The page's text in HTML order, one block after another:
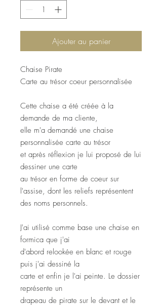
Ajouter au panier
Chaise Pirate
Carte au trésor coeur personnalisée
Cette chaise a été créée à la
demande de ma cliente,
elle m'a demandé une chaise
personnalisée carte au trésor
et après réflexion je lui proposé de lui
dessiner une carte
au trésor en forme de coeur sur
l'assise, dont les reliefs représentent
des noms personnels.
J'ai utilisé comme base une chaise en
formica que j'ai
d'abord relookée en blanc et rouge
puis j'ai dessiné la
carte et enfin je l'ai peinte. Le dossier
représente un
drapeau de pirate sur le devant et le